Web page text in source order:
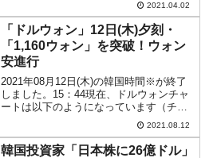
の運転資金に充てるため、ソウル市の鍾
路区松峴洞（ソンヒョンドン）に持つ敷
地面積「3万7,0...
2021.04.02
「ドルウォン」12日(木)夕刻・
「1,160ウォン」を突破！ウォン
安進行
2021年08月12日(木)の韓国時間※が終了
しました。15：44現在、ドルウォンチャ
ートは以下のようになっています（チャ
ートは『Investing.com』より引用：以下
同）。陽線が長くなりました。「1ドル＝
1,160ウォン」を突破し、「...
2021.08.12
韓国投資家「日本株に26億ドル」